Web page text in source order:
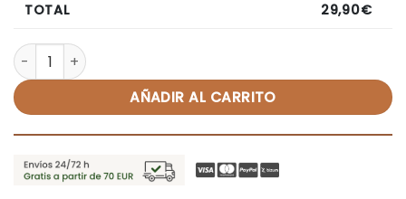
TOTAL
29,90€
Centro de Paleta Reserva Deshuesada - 7 Hermanos
AÑADIR AL CARRITO